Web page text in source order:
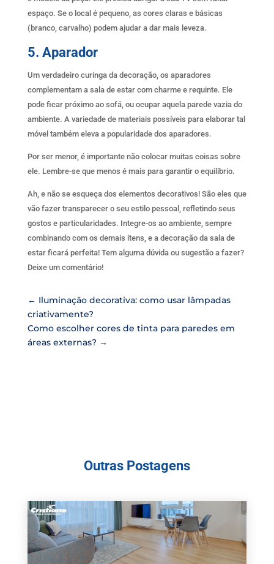
espaço. Se o local é pequeno, as cores claras e básicas
(branco, carvalho) podem ajudar a dar mais leveza.
5. Aparador
Um verdadeiro curinga da decoração, os aparadores
complementam a sala de estar com charme e requinte. Ele
pode ficar próximo ao sofá, ou ocupar aquela parede vazia do
ambiente. A variedade de materiais possíveis para elaborar tal
móvel também eleva a popularidade dos aparadores.
Por ser menor, é importante não colocar muitas coisas sobre
ele. Lembre-se que menos é mais para garantir o equilíbrio.
Ah, e não se esqueça dos elementos decorativos! São eles que
vão fazer transparecer o seu estilo pessoal, refletindo seus
gostos e particularidades. Integre-os ao ambiente, sempre
combinando com os demais itens, e a decoração da sala de
estar ficará perfeita! Tem alguma dúvida ou sugestão a fazer?
Deixe um comentário!
← Iluminação decorativa: como usar lâmpadas
criativamente?
Como escolher cores de tinta para paredes em
áreas externas? →
Outras Postagens